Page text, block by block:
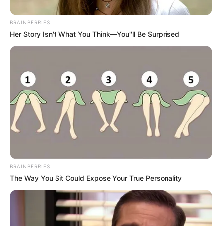
in
Friss hírek
Óriási tüntetés készül: Orbán
Viktor is támogatja!Ezt lehet
bySzerző June 6, 2026
BRAINBERRIES
Her Story Isn't What You Think—You''ll Be Surprised
BRAINBERRIES
The Way You Sit Could Expose Your True Personality